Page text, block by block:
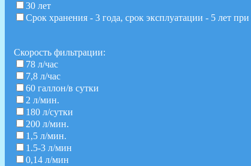
30 лет
Срок хранения - 3 года, срок эксплуатации - 5 лет
Скорость фильтрации:
78 л/час
7,8 л/час
60 галлон/в сутки
2 л/мин.
180 л/сутки
200 л/мин.
1,5 л/мин.
1.5-3 л/мин
0,14 л/мин